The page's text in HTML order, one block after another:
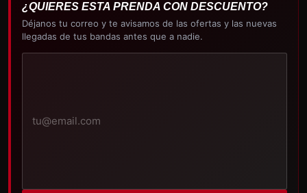
¿QUIERES ESTA PRENDA CON DESCUENTO?
Déjanos tu correo y te avisamos de las ofertas y las nuevas
llegadas de tus bandas antes que a nadie.